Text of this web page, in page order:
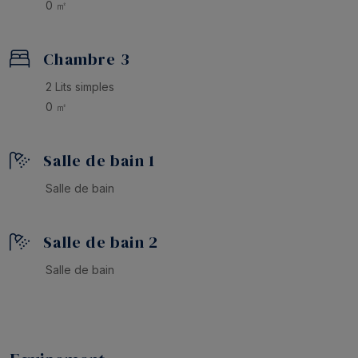
0 ㎡
Chambre 3
2 Lits simples
0 ㎡
Salle de bain 1
Salle de bain
Salle de bain 2
Salle de bain